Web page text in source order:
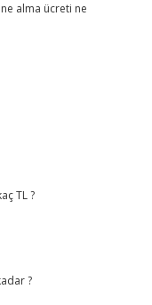
alma ücreti ne
TL ?
?